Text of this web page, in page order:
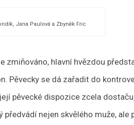
Jana Paulová a Zbyněk Fric
zmiňováno, hlavní hvězdou
Pěvecky se dá zařadit do
pěvecké dispozice zcela
předvádí nejen skvělého muže,